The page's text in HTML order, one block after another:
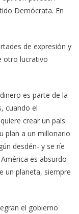
Demócrata. En
de expresión y
otro lucrativo
es parte de la
cuando el
crear un país
plan a un millonario
desdén- y se ríe
es absurdo
un planeta, siempre
el gobierno